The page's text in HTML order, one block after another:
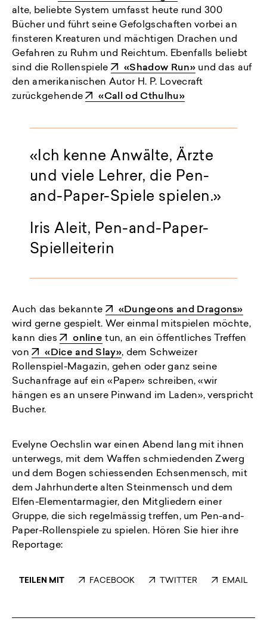
alte, beliebte System umfasst heute rund 300
Bücher und führt seine Gefolgschaften vorbei an
finsteren Kreaturen und mächtigen Drachen und
Gefahren zu Ruhm und Reichtum. Ebenfalls beliebt
sind die Rollenspiele
«Shadow Run»und das auf
den amerikanischen Autor H. P. Lovecraft
zurückgehende
«Call od Cthulhu»
«Ich kenne Anwälte, Ärzte
und viele Lehrer, die Pen-
and-Paper-Spiele spielen.»
Iris Aleit, Pen-and-Paper-
Spielleiterin
Auch das bekannte
«Dungeons and Dragons»
wird gerne gespielt. Wer einmal mitspielen möchte,
kann dies
online tun, an ein öffentliches Treffen
von
«Dice and Slay», dem Schweizer
Rollenspiel-Magazin, gehen oder ganz seine
Suchanfrage auf ein «Paper» schreiben, «wir
hängen es an unsere Pinwand im Laden», verspricht
Bucher.
Evelyne Oechslin war einen Abend lang mit ihnen
unterwegs, mit dem Waffen schmiedenden Zwerg
und dem Bogen schiessenden Echsenmensch, mit
dem Jahrhunderte alten Steinmensch und dem
Elfen-Elementarmagier, den Mitgliedern einer
Gruppe, die sich regelmässig treffen, um Pen-and-
Paper-Rollenspiele zu spielen. Hören Sie hier ihre
Reportage:
TEILEN MIT FACEBOOK TWITTER EMAIL